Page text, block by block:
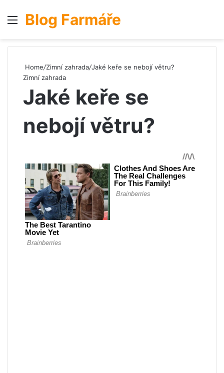
Menu
Blog Farmáře
Home/Zimní zahrada/Jaké keře se nebojí větru?
Zimní zahrada
Jaké keře se
nebojí větru?